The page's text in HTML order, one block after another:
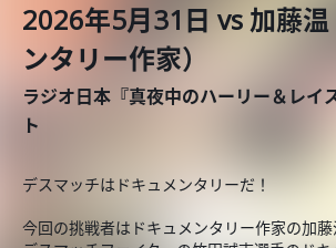
2026年5月31日 vs 加藤
ンタリー作家）
ラジオ日本『真夜中のハーリー＆レイ
ト
デスマッチはドキュメンタリーだ！
今回の挑戦者はドキュメンタリー作家の加藤